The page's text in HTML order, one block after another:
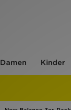
Damen Kinder